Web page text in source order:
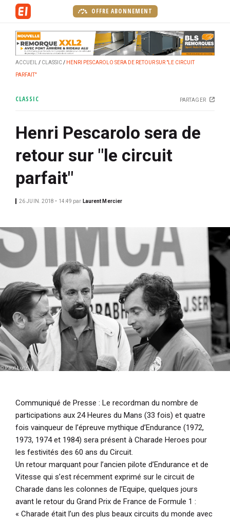
c
i
a
OFFRE ABONNEMENT
ACCUEIL CLASSIC HENRI PESCAROLO SERA DE RETOUR SUR "LE CIRCUIT
PARFAIT"
CLASSIC PARTAGER
Henri Pescarolo sera de
retour sur "le circuit
parfait"
26 JUIN. 2018 • 14:49 par Laurent Mercier
Communiqué de Presse : Le recordman du nombre de
participations aux 24 Heures du Mans (33 fois) et quatre
fois vainqueur de l’épreuve mythique d’Endurance (1972,
1973, 1974 et 1984) sera présent à Charade Heroes pour
les festivités des 60 ans du Circuit.
Un retour marquant pour l’ancien pilote d’Endurance et de
Vitesse qui s’est récemment exprimé sur le circuit de
Charade dans les colonnes de l’Equipe, quelques jours
avant le retour du Grand Prix de France de Formule 1 :
« Charade était l’un des plus beaux circuits du monde avec